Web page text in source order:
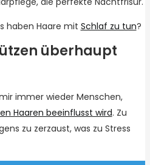
haben Haare mit Schlaf zu tun?
überhaupt
immer wieder Menschen,
Haaren beeinflusst wird. Zu
zu zerzaust, was zu Stress